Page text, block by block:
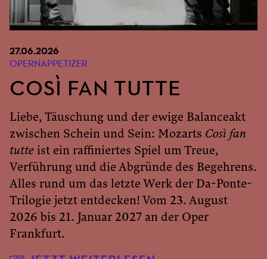
27.06.2026
OPERNAPPETIZER
COSÌ FAN TUTTE
Liebe, Täuschung und der ewige Balanceakt
zwischen Schein und Sein: Mozarts Così fan
tutte ist ein raffiniertes Spiel um Treue,
Verführung und die Abgründe des Begehrens.
Alles rund um das letzte Werk der Da-Ponte-
Trilogie jetzt entdecken! Vom 23. August
2026 bis 21. Januar 2027 an der Oper
Frankfurt.